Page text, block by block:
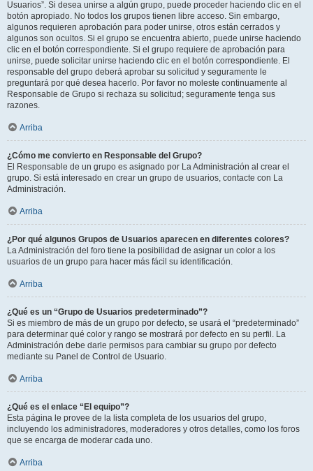
Usuarios”. Si desea unirse a algún grupo, puede proceder haciendo clic en el
botón apropiado. No todos los grupos tienen libre acceso. Sin embargo,
algunos requieren aprobación para poder unirse, otros están cerrados y
algunos son ocultos. Si el grupo se encuentra abierto, puede unirse haciendo
clic en el botón correspondiente. Si el grupo requiere de aprobación para
unirse, puede solicitar unirse haciendo clic en el botón correspondiente. El
responsable del grupo deberá aprobar su solicitud y seguramente le
preguntará por qué desea hacerlo. Por favor no moleste continuamente al
Responsable de Grupo si rechaza su solicitud; seguramente tenga sus
razones.
Arriba
¿Cómo me convierto en Responsable del Grupo?
El Responsable de un grupo es asignado por La Administración al crear el
grupo. Si está interesado en crear un grupo de usuarios, contacte con La
Administración.
Arriba
¿Por qué algunos Grupos de Usuarios aparecen en diferentes colores?
La Administración del foro tiene la posibilidad de asignar un color a los
usuarios de un grupo para hacer más fácil su identificación.
Arriba
¿Qué es un “Grupo de Usuarios predeterminado”?
Si es miembro de más de un grupo por defecto, se usará el “predeterminado”
para determinar qué color y rango se mostrará por defecto en su perfil. La
Administración debe darle permisos para cambiar su grupo por defecto
mediante su Panel de Control de Usuario.
Arriba
¿Qué es el enlace “El equipo”?
Esta página le provee de la lista completa de los usuarios del grupo,
incluyendo los administradores, moderadores y otros detalles, como los foros
que se encarga de moderar cada uno.
Arriba